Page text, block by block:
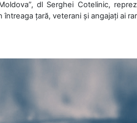
dl Serghei Cotelinic,
țară, veterani și angajați ai